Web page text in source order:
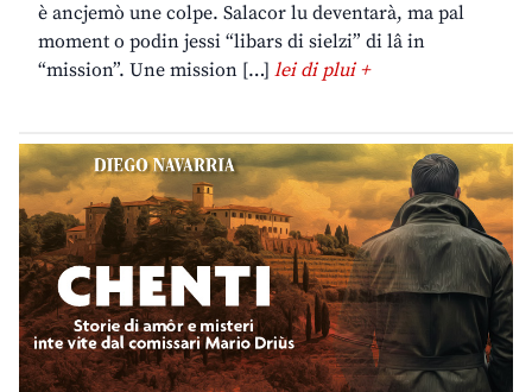
è ancjemò une colpe. Salacor lu deventarà, ma pal
moment o podin jessi “libars di sielzi” di lâ in
“mission”. Une mission […] lei di plui +